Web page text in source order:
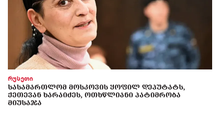
რუსეთი
ᲡᲐᲡᲐᲛᲐᲠᲗᲚᲝᲛ ᲛᲝᲡᲙᲝᲕᲘᲡ ᲧᲝᲤᲘᲚ ᲓᲔᲞᲣᲢᲐᲢᲡ,
ᲥᲔᲗᲔᲕᲐᲜ ᲮᲐᲠᲐᲘᲫᲔᲡ, ᲝᲗᲮᲬᲚᲘᲐᲜᲘ ᲞᲐᲢᲘᲛᲠᲝᲑᲐ
ᲛᲘᲣᲡᲐᲯᲐ